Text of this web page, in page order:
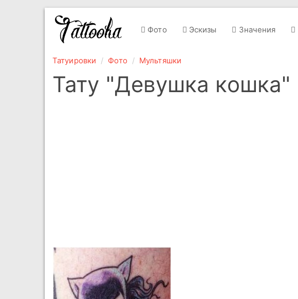
Фото Эскизы Значения
Татуировки Фото Мультяшки
Тату "Девушка кошка"